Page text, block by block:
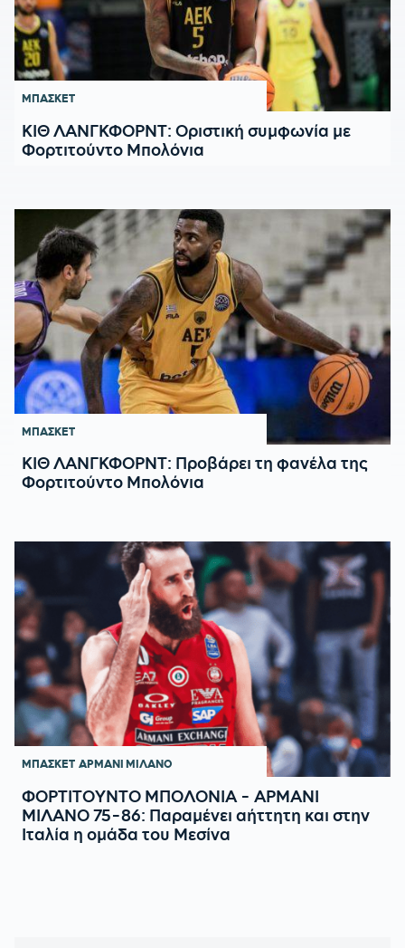
ΜΠΑΣΚΕΤ
ΚΙΘ ΛΑΝΓΚΦΟΡΝΤ: Οριστική συμφωνία με
Φορτιτούντο Μπολόνια
ΜΠΑΣΚΕΤ
ΚΙΘ ΛΑΝΓΚΦΟΡΝΤ: Προβάρει τη φανέλα της
Φορτιτούντο Μπολόνια
ΜΠΑΣΚΕΤ ΑΡΜΑΝΙ ΜΙΛΑΝΟ
ΦΟΡΤΙΤΟΥΝΤΟ ΜΠΟΛΟΝΙΑ - ΑΡΜΑΝΙ
ΜΙΛΑΝΟ 75-86: Παραμένει αήττητη και στην
Ιταλία η ομάδα του Μεσίνα